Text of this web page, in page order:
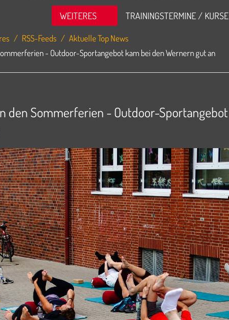
WEITERES
TRAININGSTERMINE / KURSE
RSS-Feeds
Aktuelle Top News
- Outdoor-Sportangebot kam bei den Wernern gut an
den Sommerferien - Outdoor-